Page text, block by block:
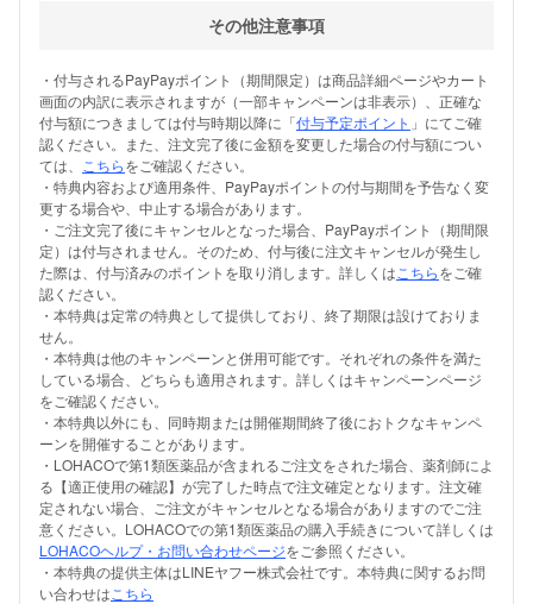
その他注意事項
・付与されるPayPayポイント（期間限定）は商品詳細ページやカート
画面の内訳に表示されますが（一部キャンペーンは非表示）、正確な
付与額につきましては付与時期以降に「付与予定ポイント 」にてご確
認ください。また、注文完了後に金額を変更した場合の付与額につい
ては、
こちらをご確認ください。
・特典内容および適用条件、PayPayポイントの付与期間を予告なく変
更する場合や、中止する場合があります。
・ご注文完了後にキャンセルとなった場合、PayPayポイント（期間限
定）は付与されません。そのため、付与後に注文キャンセルが発生し
た際は、付与済みのポイントを取り消します。詳しくは こちらをご確
認ください。
・本特典は定常の特典として提供しており、終了期限は設けておりま
せん。
・本特典は他のキャンペーンと併用可能です。それぞれの条件を満た
している場合、どちらも適用されます。詳しくはキャンペーンページ
をご確認ください。
・本特典以外にも、同時期または開催期間終了後におトクなキャンペ
ーンを開催することがあります。
・LOHACOで第1類医薬品が含まれるご注文をされた場合、薬剤師によ
る【適正使用の確認】が完了した時点で注文確定となります。注文確
定されない場合、ご注文がキャンセルとなる場合がありますのでご注
意ください。LOHACOでの第1類医薬品の購入手続きについて詳しくは
LOHACOヘルプ・お問い合わせページをご参照ください。
・本特典の提供主体はLINEヤフー株式会社です。本特典に関するお問
い合わせは こちら